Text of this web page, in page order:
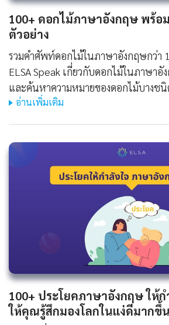
100+ ดอกไม้ภาษาอังกฤษ พร้อ
ตัวอย่าง
รวมคำศัพท์ดอกไม้ในภาษาอังกฤษกว่า
ELSA Speak เกี่ยวกับดอกไม้ในภาษาอั
และค้นหาความหมายของดอกไม้บางช
อ่านเพิ่มเติม
100+ ประโยคภาษาอังกฤษ ให้
ให้คุณรู้สึกมองโลกในแง่ดีมากขึ้น